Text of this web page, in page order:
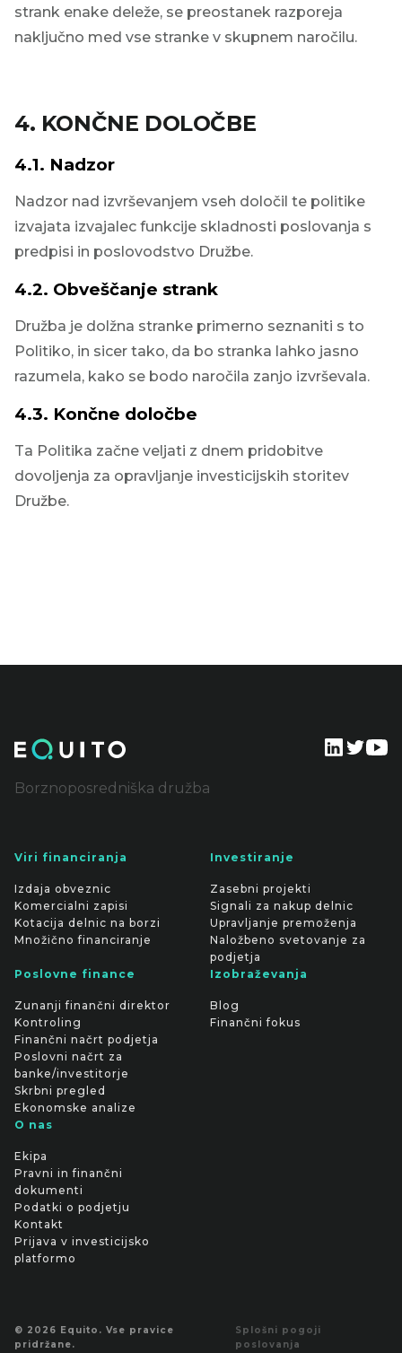
strank enake deleže, se preostanek razporeja
naključno med vse stranke v skupnem naročilu.
4. KONČNE DOLOČBE
4.1. Nadzor
Nadzor nad izvrševanjem vseh določil te politike
izvajata izvajalec funkcije skladnosti poslovanja s
predpisi in poslovodstvo Družbe.
4.2. Obveščanje strank
Družba je dolžna stranke primerno seznaniti s to
Politiko, in sicer tako, da bo stranka lahko jasno
razumela, kako se bodo naročila zanjo izvrševala.
4.3. Končne določbe
Ta Politika začne veljati z dnem pridobitve
dovoljenja za opravljanje investicijskih storitev
Družbe.
Borznoposredniška družba
Viri financiranja
Izdaja obveznic
Komercialni zapisi
Kotacija delnic na borzi
Množično financiranje
Investiranje
Zasebni projekti
Signali za nakup delnic
Upravljanje premoženja
Naložbeno svetovanje za
podjetja
Poslovne finance
Zunanji finančni direktor
Kontroling
Finančni načrt podjetja
Poslovni načrt za
banke/investitorje
Skrbni pregled
Ekonomske analize
Izobraževanja
Blog
Finančni fokus
O nas
Ekipa
Pravni in finančni
dokumenti
Podatki o podjetju
Kontakt
Prijava v investicijsko
platformo
© 2026 Equito. Vse pravice
pridržane.
Splošni pogoji
poslovanja